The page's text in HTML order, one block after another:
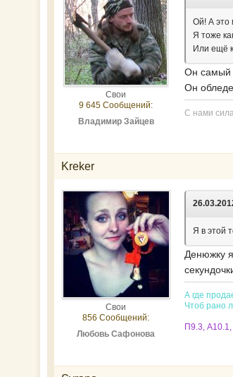
Свои
9 645 Сообщений:
Владимир Зайцев
Ой! А это
Я тоже
Или ещё
Он самый
Он
С нами
Kreker
Свои
856 Сообщений:
Любовь Сафонова
Я в этой
Денюжку
А где
Чтоб рано
П9.3, А10.1,